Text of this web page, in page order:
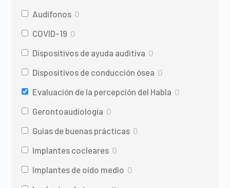
Audífonos 0
COVID-19 0
Dispositivos de ayuda auditiva 0
Dispositivos de conducción ósea 0
Evaluación de la percepción del Habla 0
Gerontoaudiología 0
Guías de buenas prácticas 0
Implantes cocleares 0
Implantes de oído medio 0